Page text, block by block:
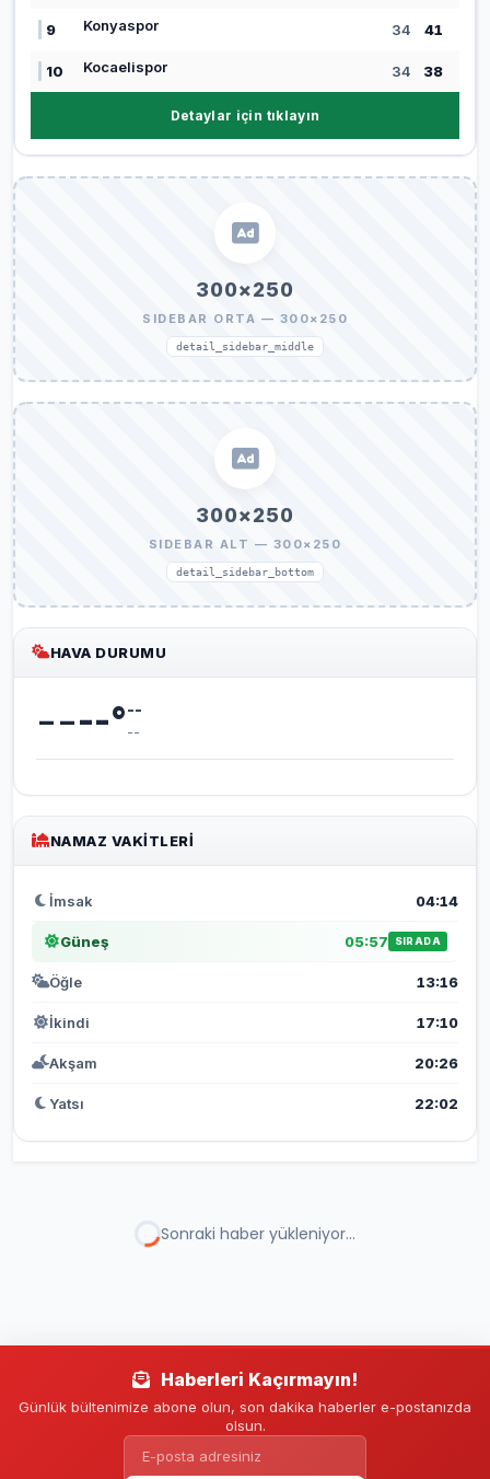
9 Konyaspor 34 41
10 Kocaelispor 34 38
Detaylar için tıklayın
300×250
SIDEBAR ORTA — 300×250
detail_sidebar_middle
300×250
SIDEBAR ALT — 300×250
detail_sidebar_bottom
HAVA DURUMU
----°--
--
NAMAZ VAKITLERI
İmsak 04:14
Güneş 05:57 SIRADA
Öğle 13:16
İkindi 17:10
Akşam 20:26
Yatsı 22:02
Sonraki haber yükleniyor...
Haberleri Kaçırmayın!
Günlük bültenimize abone olun, son dakika haberler e-postanızda
olsun.